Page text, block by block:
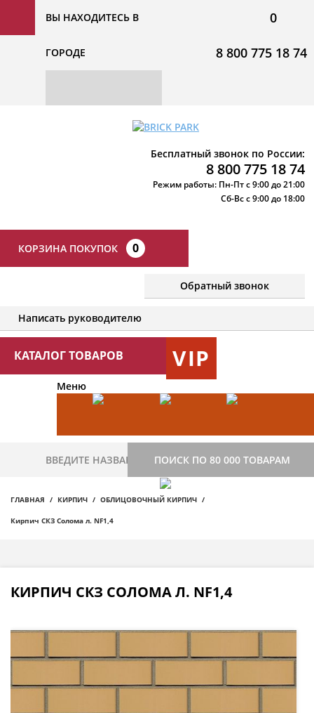
ВЫ НАХОДИТЕСЬ В
ГОРОДЕ
0
8 800 775 18 74
Бесплатный звонок по России:
8 800 775 18 74
Режим работы: Пн-Пт с 9:00 до 21:00
Сб-Вс с 9:00 до 18:00
КОРЗИНА ПОКУПОК 0
Обратный звонок
Написать руководителю
КАТАЛОГ ТОВАРОВ VIP
Меню
ПОИСК ПО 80 000 ТОВАРАМ
ГЛАВНАЯ КИРПИЧ ОБЛИЦОВОЧНЫЙ КИРПИЧ
Кирпич СКЗ Солома л. NF1,4
КИРПИЧ СКЗ СОЛОМА Л. NF1,4